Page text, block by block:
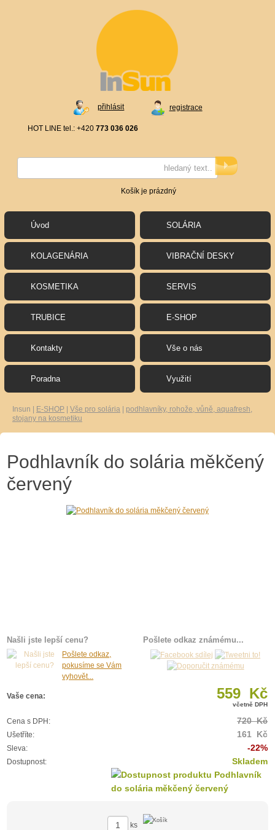
registrace
přihlásit
HOT LINE tel.: +420 773 036 026
Košík je prázdný
Úvod SOLÁRIA
KOLAGENÁRIA VIBRAČNÍ DESKY
KOSMETIKA SERVIS
TRUBICE E-SHOP
Kontakty Vše o nás
Poradna Využití
Insun E-SHOP Vše pro solária
podhlavníky, rohože, vůně, aquafresh,
stojany na kosmetiku
Podhlavník do solária měkčený
červený
Našli jste lepší cenu?
Pošlete odkaz,
pokusíme se Vám
vyhovět...
Pošlete odkaz známému...
Vaše cena: 559 Kč
včetně DPH
Cena s DPH: 720 Kč
Ušetříte: 161 Kč
Sleva: -22%
Dostupnost: Skladem
ks